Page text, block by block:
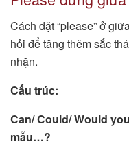
Cách đặt “please” ở
hỏi để tăng thêm sắc
nhặn.
Cấu trúc:
Can/ Could/ Would
mẫu…?